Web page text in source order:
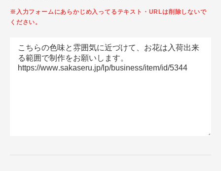
※入力フォームにあらかじめ入ってるテキスト・URLは削除しないで
ください。